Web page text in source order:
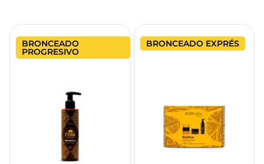
BRONCEADO
PROGRESIVO
BRONCEADO EXPRÉS